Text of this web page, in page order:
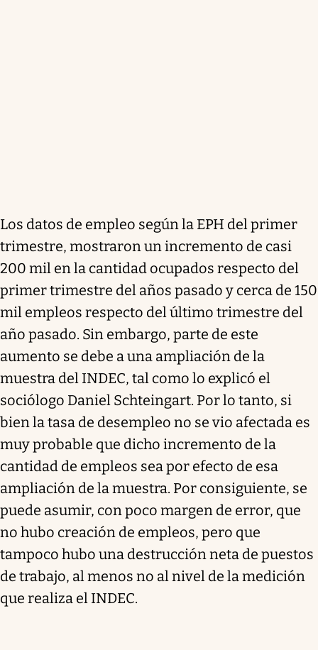
Los datos de empleo según la EPH del primer
trimestre, mostraron un incremento de casi
200 mil en la cantidad ocupados respecto del
primer trimestre del años pasado y cerca de 150
mil empleos respecto del último trimestre del
año pasado. Sin embargo, parte de este
aumento se debe a una ampliación de la
muestra del INDEC, tal como lo explicó el
sociólogo Daniel Schteingart. Por lo tanto, si
bien la tasa de desempleo no se vio afectada es
muy probable que dicho incremento de la
cantidad de empleos sea por efecto de esa
ampliación de la muestra. Por consiguiente, se
puede asumir, con poco margen de error, que
no hubo creación de empleos, pero que
tampoco hubo una destrucción neta de puestos
de trabajo, al menos no al nivel de la medición
que realiza el INDEC.